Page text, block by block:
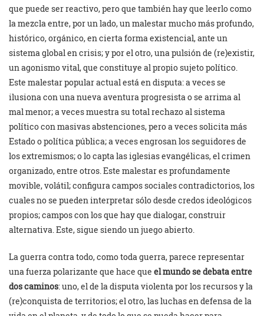
que puede ser reactivo, pero que también hay que leerlo como
la mezcla entre, por un lado, un malestar mucho más profundo,
histórico, orgánico, en cierta forma existencial, ante un
sistema global en crisis; y por el otro, una pulsión de (re)existir,
un agonismo vital, que constituye al propio sujeto político.
Este malestar popular actual está en disputa: a veces se
ilusiona con una nueva aventura progresista o se arrima al
mal menor; a veces muestra su total rechazo al sistema
político con masivas abstenciones, pero a veces solicita más
Estado o política pública; a veces engrosan los seguidores de
los extremismos; o lo capta las iglesias evangélicas, el crimen
organizado, entre otros. Este malestar es profundamente
movible, volátil; configura campos sociales contradictorios, los
cuales no se pueden interpretar sólo desde credos ideológicos
propios; campos con los que hay que dialogar, construir
alternativa. Este, sigue siendo un juego abierto.
La guerra contra todo, como toda guerra, parece representar
una fuerza polarizante que hace que el mundo se debata entre
dos caminos: uno, el de la disputa violenta por los recursos y la
(re)conquista de territorios; el otro, las luchas en defensa de la